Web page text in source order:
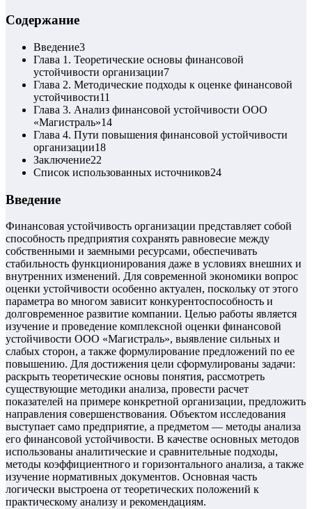
Содержание
Введение3
Глава 1. Теоретические основы финансовой
устойчивости организации7
Глава 2. Методические подходы к оценке финансовой
устойчивости11
Глава 3. Анализ финансовой устойчивости ООО
«Магистраль»14
Глава 4. Пути повышения финансовой устойчивости
организации18
Заключение22
Список использованных источников24
Введение
Финансовая устойчивость организации представляет собой
способность предприятия сохранять равновесие между
собственными и заемными ресурсами, обеспечивать
стабильность функционирования даже в условиях внешних и
внутренних изменений. Для современной экономики вопрос
оценки устойчивости особенно актуален, поскольку от этого
параметра во многом зависит конкурентоспособность и
долговременное развитие компании. Целью работы является
изучение и проведение комплексной оценки финансовой
устойчивости ООО «Магистраль», выявление сильных и
слабых сторон, а также формулирование предложений по ее
повышению. Для достижения цели сформулированы задачи:
раскрыть теоретические основы понятия, рассмотреть
существующие методики анализа, провести расчет
показателей на примере конкретной организации, предложить
направления совершенствования. Объектом исследования
выступает само предприятие, а предметом — методы анализа
его финансовой устойчивости. В качестве основных методов
использованы аналитические и сравнительные подходы,
методы коэффициентного и горизонтального анализа, а также
изучение нормативных документов. Основная часть
логически выстроена от теоретических положений к
практическому анализу и рекомендациям.